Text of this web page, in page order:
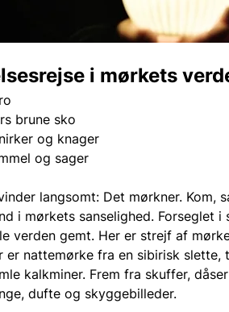
i mørkets
brune sko
og knager
og sager
langsomt: Det mørkner. Kom,
i mørkets sanselighed. Forseglet i
verden gemt. Her er strejf af
nattemørke fra en sibirisk slette,
kalkminer. Frem fra skuffer,
dufte og skyggebilleder.